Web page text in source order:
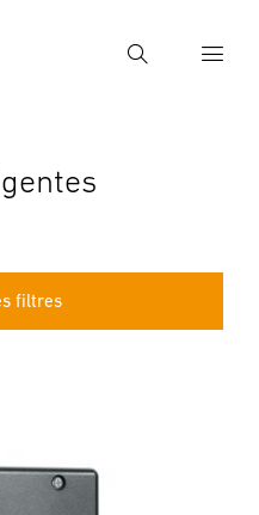
Recherche
filtres